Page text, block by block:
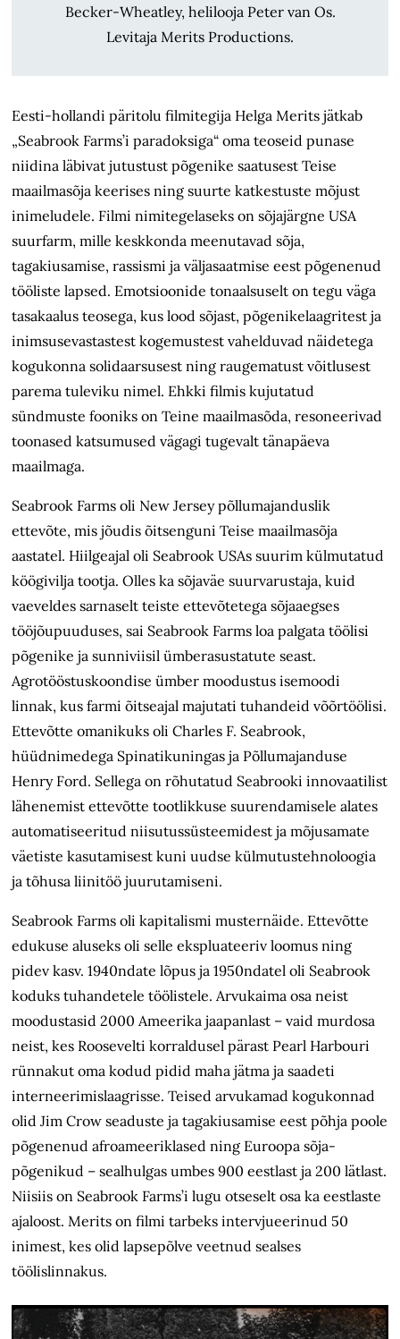
Becker-Wheatley, helilooja Peter van Os.
Levitaja Merits Productions.
Eesti-hollandi päritolu filmitegija Helga Merits jätkab
„Seabrook Farms’i paradoksiga“ oma teoseid punase
niidina läbivat jutustust põgenike saatusest Teise
maailmasõja keerises ning suurte katkestuste mõjust
inimeludele. Filmi nimitegelaseks on sõjajärgne USA
suurfarm, mille keskkonda meenutavad sõja,
tagakiusamise, rassismi ja väljasaatmise eest põgenenud
tööliste lapsed. Emotsioonide tonaalsuselt on tegu väga
tasakaalus teosega, kus lood sõjast, põgenike­laagritest ja
inimsusevastastest kogemustest vahelduvad näidetega
kogukonna solidaarsusest ning raugematust võitlusest
parema tuleviku nimel. Ehkki filmis kujutatud
sündmuste fooniks on Teine maailmasõda, resoneerivad
toonased katsumused vägagi tugevalt tänapäeva
maailmaga.
Seabrook Farms oli New Jersey põllu­majanduslik
ettevõte, mis jõudis õitsenguni Teise maailmasõja
aastatel. Hiilgeajal oli Seabrook USAs suurim külmutatud
köögivilja tootja. Olles ka sõjaväe suurvarustaja, kuid
vaeveldes sarnaselt teiste ettevõtetega sõjaaegses
tööjõupuuduses, sai Seabrook Farms loa palgata töölisi
põgenike ja sunniviisil ümberasustatute seast.
Agrotööstuskoondise ümber moodustus isemoodi
linnak, kus farmi õitseajal majutati tuhandeid võõrtöölisi.
Ettevõtte omanikuks oli Charles F. Seabrook,
hüüdnimedega Spinatikuningas ja Põllumajanduse
Henry Ford. Sellega on rõhutatud Sea­brooki innovaatilist
lähenemist ettevõtte tootlikkuse suurendamisele alates
automatiseeritud niisutussüsteemidest ja mõjusamate
väetiste kasutamisest kuni uudse külmutustehnoloogia
ja tõhusa liinitöö juurutamiseni.
Seabrook Farms oli kapitalismi musternäide. Ettevõtte
edukuse aluseks oli selle ekspluateeriv loomus ning
pidev kasv. 1940ndate lõpus ja 1950ndatel oli Seabrook
koduks tuhandetele töölistele. Arvukaima osa neist
moodustasid 2000 Ameerika jaapanlast – vaid murdosa
neist, kes Roosevelti korraldusel pärast Pearl Harbouri
rünnakut oma kodud pidid maha jätma ja saadeti
interneerimislaagrisse. Teised arvukamad kogukonnad
olid Jim Crow seaduste ja tagakiusamise eest põhja poole
põgenenud afroameeriklased ning Euroopa sõja­
põgenikud – sealhulgas umbes 900 eestlast ja 200 lätlast.
Niisiis on Seabrook Farms’i lugu otseselt osa ka eestlaste
ajaloost. Merits on filmi tarbeks intervjueerinud 50
inimest, kes olid lapsepõlve veetnud sealses
töölislinnakus.